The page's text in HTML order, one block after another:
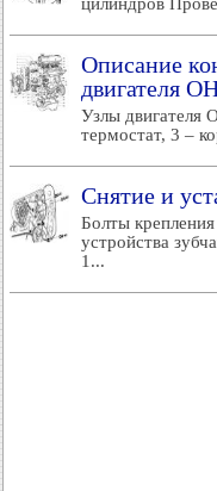
Описание
двигателя
Узлы двигателя
термостат, 3 –
Снятие и
Болты
устройства
1...